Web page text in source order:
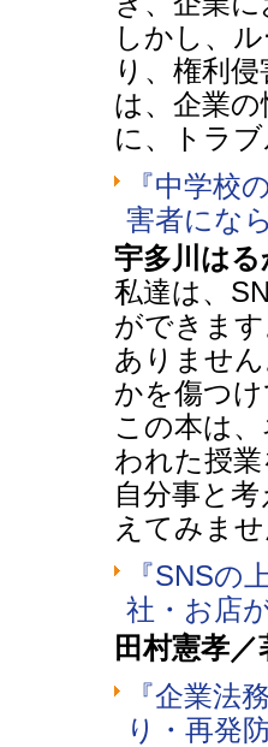
しかし、
り、権利
は、企業
に、トラ
『中学
害者にな
宇多川は
私達は、
ができま
ありませ
かを傷つ
この本は
われた授
自分事と
えてみま
『SNS
社・お店
田村憲孝
『企業法
り・再発